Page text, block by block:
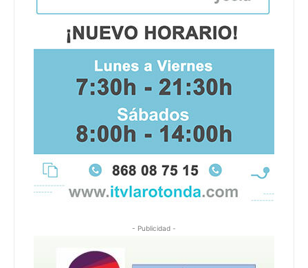
- Publicidad -